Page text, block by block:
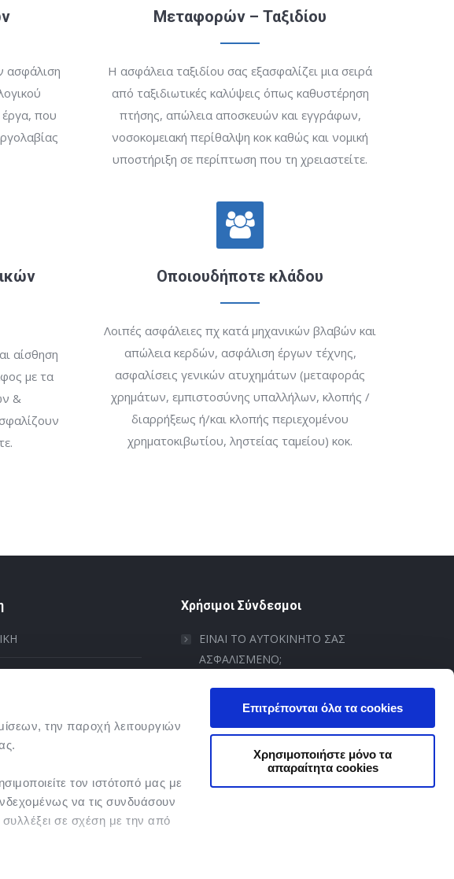
την παροχή λειτουργιών
τον ιστότοπό μας με
να τις συνδυάσουν
σε σχέση με την από
Επιτρέπονται όλα τα cookies
Χρησιμοποιήστε μόνο τα
απαραίτητα cookies
ασφάλιση
έργα, που
Μεταφορών – Ταξιδίου
Η ασφάλεια ταξιδίου σας εξασφαλίζει μια σειρά
από ταξιδιωτικές καλύψεις όπως καθυστέρηση
πτήσης, απώλεια αποσκευών και εγγράφων,
νοσοκομειακή περίθαλψη κοκ καθώς και νομική
υποστήριξη σε περίπτωση που τη χρειαστείτε.
αίσθηση
με τα
&
Οποιουδήποτε κλάδου
Λοιπές ασφάλειες πχ κατά μηχανικών βλαβών και
απώλεια κερδών, ασφάλιση έργων τέχνης,
ασφαλίσεις γενικών ατυχημάτων (μεταφοράς
χρημάτων, εμπιστοσύνης υπαλλήλων, κλοπής /
διαρρήξεως ή/και κλοπής περιεχομένου
χρηματοκιβωτίου, ληστείας ταμείου) κοκ.
Χρήσιμοι Σύνδεσμοι
ΕΙΝΑΙ ΤΟ ΑΥΤΟΚΙΝΗΤΟ ΣΑΣ
ΑΣΦΑΛΙΣΜΕΝΟ;
ΕΝΙΑΙΟ ΣΗΜΕΙΟ
ΠΛΗΡΟΦΟΡΗΣΗΣ
ΑΣΦΑΛΙΣΤΙΚΩΝ
ΔΙΑΜΕΣΟΛΑΒΗΤΩΝ
ΠΙΣΤΟΠΟΙΗΣΕΙΣ ΤτΕ